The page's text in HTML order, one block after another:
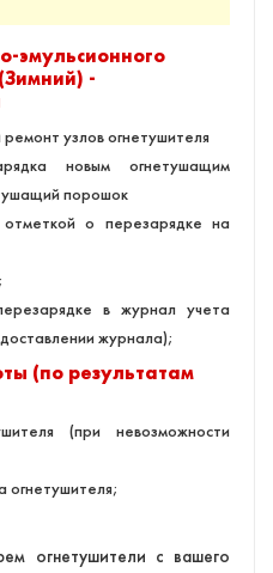
эмульсионного
-
узлов огнетушителя
новым огнетушащим
порошок
о перезарядке на
в журнал учета
журнала);
(по результатам
(при невозможности
огнетушителя;
огнетушители с вашего